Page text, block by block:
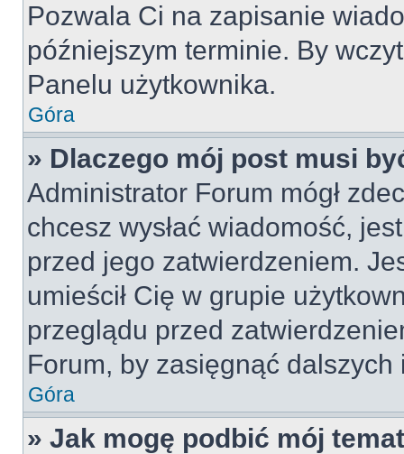
Pozwala Ci na zapisanie
późniejszym terminie. By
Panelu użytkownika.
Góra
» Dlaczego mój post musi
Administrator Forum mógł
chcesz wysłać wiadomość,
przed jego zatwierdzeniem.
umieścił Cię w grupie
przeglądu przed
Forum, by zasięgnąć dalszych
Góra
» Jak mogę podbić mój